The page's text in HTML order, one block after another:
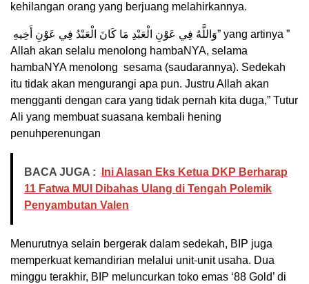
kehilangan orang yang berjuang melahirkannya.
Allah akan selalu menolong hambaNYA, selama
hambaNYA menolong sesama (saudarannya). Sedekah
itu tidak akan mengurangi apa pun. Justru Allah akan
mengganti dengan cara yang tidak pernah kita duga,” Tutur
Ali yang membuat suasana kembali hening
penuhperenungan
BACA JUGA :
Ini Alasan Eks Ketua DKP Berharap
11 Fatwa MUI Dibahas Ulang di Tengah Polemik
Penyambutan Valen
Menurutnya selain bergerak dalam sedekah, BIP juga
memperkuat kemandirian melalui unit-unit usaha. Dua
minggu terakhir, BIP meluncurkan toko emas ‘88 Gold’ di